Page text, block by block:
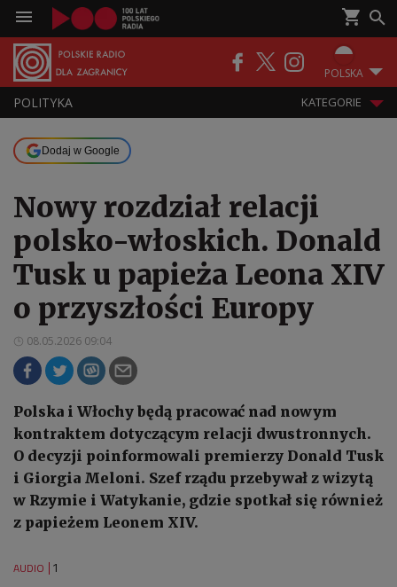
POLSKA
POLITYKA KATEGORIE
Dodaj w Google
Nowy rozdział relacji
polsko-włoskich. Donald
Tusk u papieża Leona XIV
o przyszłości Europy
08.05.2026 09:04
Polska i Włochy będą pracować nad nowym
kontraktem dotyczącym relacji dwustronnych.
O decyzji poinformowali premierzy Donald Tusk
i Giorgia Meloni. Szef rządu przebywał z wizytą
w Rzymie i Watykanie, gdzie spotkał się również
z papieżem Leonem XIV.
AUDIO 1